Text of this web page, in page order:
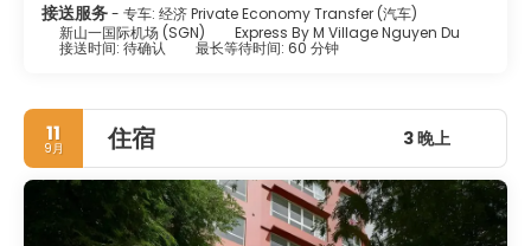
接送服务- 专车: 经济 Private Economy Transfer (汽车)
新山一国际机场 (SGN)
Express By M Village Nguyen Du
接送时间: 待确认 最长等待时间: 60 分钟
11
9月 住宿 3 晚上